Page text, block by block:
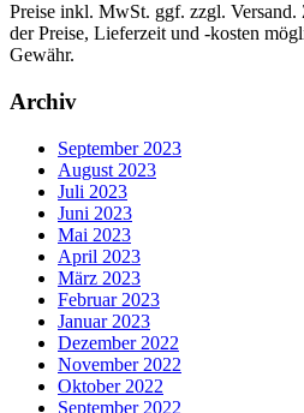
Preise inkl. MwSt. ggf. zzgl.
der Preise, Lieferzeit und -kosten
Gewähr.
Archiv
September 2023
August 2023
Juli 2023
Juni 2023
Mai 2023
April 2023
März 2023
Februar 2023
Januar 2023
Dezember 2022
November 2022
Oktober 2022
September 2022